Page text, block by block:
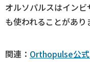
オルソパルスはイン
も使われることがあり
関連： Orthopulse公